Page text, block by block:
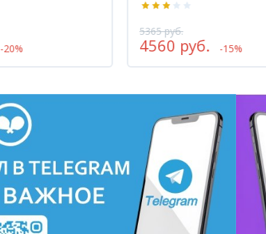
-20%
5365 руб.
4560 руб. -15%